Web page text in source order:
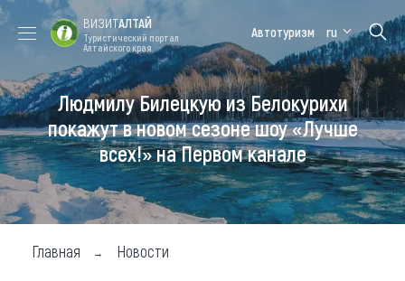
Форум VISIT
ALTAI
Цветение
маральника
Медицинский
форум
Алтайская
зимовка
Туры
Где побывать
Чем заняться
ВИЗИТАЛТАЙ
Туристический портал
Алтайского края
Автотуризм ru
Людмилу Билецкую из Белокурихи
покажут в новом сезоне шоу «Лучше
всех!» на Первом канале
Главная Новости